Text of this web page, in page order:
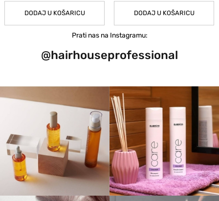
DODAJ U KOŠARICU DODAJ U KOŠARICU
Prati nas na Instagramu:
@hairhouseprofessional